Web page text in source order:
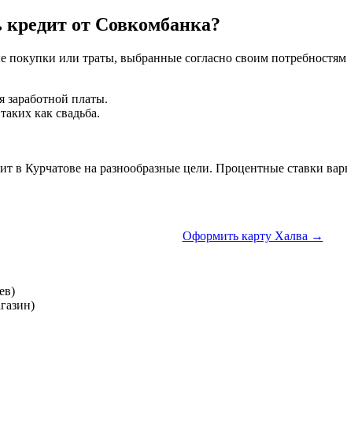
от Совкомбанка?
покупки или траты, выбранные согласно своим
заработной платы.
как свадьба.
в Курчатове на разнообразные цели. Процентные ставки
Оформить карту Халва →